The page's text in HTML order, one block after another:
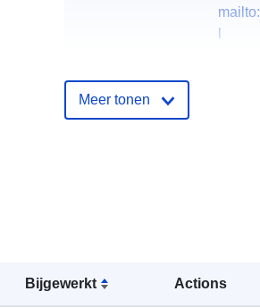
Bijgewerkt Actions
Catalogusregister
Meer tonen